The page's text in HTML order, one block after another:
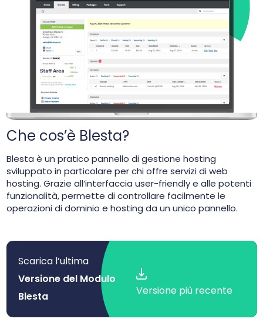
Che cos’è Blesta?
Blesta è un pratico pannello di gestione hosting
sviluppato in particolare per chi offre servizi di web
hosting. Grazie all’interfaccia user-friendly e alle potenti
funzionalità, permette di controllare facilmente le
operazioni di dominio e hosting da un unico pannello.
Scarica l’ultima
Versione del Modulo
Blesta
Versione più recente